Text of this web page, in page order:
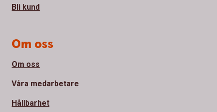
Bli kund
Om oss
Om oss
Våra medarbetare
Hållbarhet